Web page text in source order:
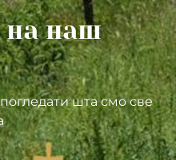
на наш
шта смо све